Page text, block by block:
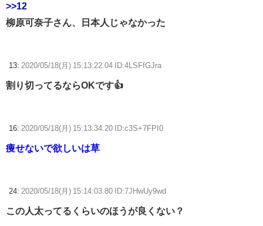
>>12
柳原可奈子さん、日本人じゃなかった
13: 2020/05/18(月) 15:13:22.04 ID:4LSFfGJra
割り切ってるならOKです👍
16: 2020/05/18(月) 15:13:34.20 ID:c3S+7FPI0
痩せないで欲しいは草
24: 2020/05/18(月) 15:14:03.80 ID:7JHwUy9wd
この人太ってるくらいのほうが良くない？